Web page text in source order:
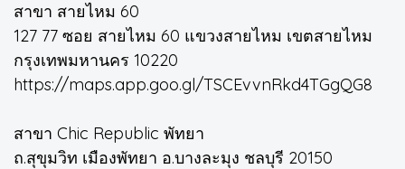
สาขา สายไหม 60
127 77 ซอย สายไหม 60 แขวงสายไหม เขตสายไหม
กรุงเทพมหานคร 10220
https://maps.app.goo.gl/TSCEvvnRkd4TGgQG8
สาขา Chic Republic พัทยา
ถ.สุขุมวิท เมืองพัทยา อ.บางละมุง ชลบุรี 20150